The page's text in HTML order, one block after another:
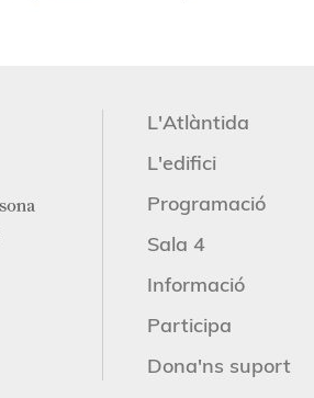
L'Atlàntida
L'edifici
Programació
Sala 4
Informació
Participa
Dona'ns suport